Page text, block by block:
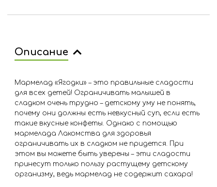
Описание
Мармелад «Ягодки» – это правильные сладости
для всех детей! Ограничивать малышей в
сладком очень трудно – детскому уму не понять,
почему они должны есть невкусный суп, если есть
такие вкусные конфеты. Однако с помощью
мармелада Лакомства для здоровья
ограничивать их в сладком не придется. При
этом вы можете быть уверены – эти сладости
принесут только пользу растущему детскому
организму, ведь мармелад не содержит сахара!